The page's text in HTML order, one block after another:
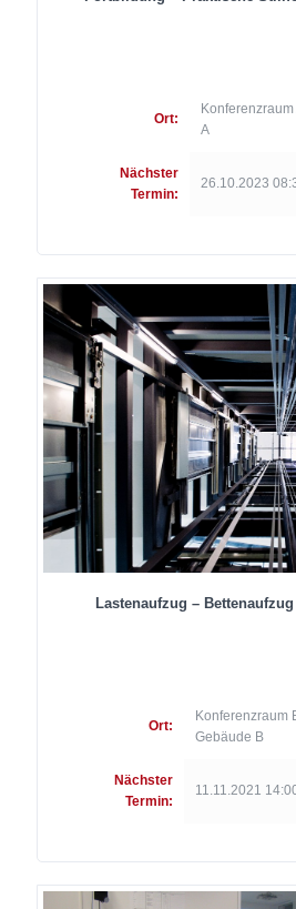
Ort:
A
Nächster
Termin:
26.10.2023
Lastenaufzug –
Ort:
Konferenzraum
Gebäude B
Nächster
Termin:
11.11.2021